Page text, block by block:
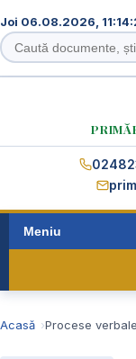
Joi 06.08.2026,
Caută
în
Meniu
Acasă Procese verbale